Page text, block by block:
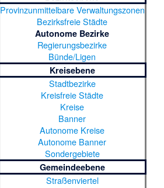
Provinzunmittelbare Verwaltungszonen
Bezirksfreie Städte
Autonome Bezirke
Regierungsbezirke
Bünde/Ligen
Kreisebene
Stadtbezirke
Kreisfreie Städte
Kreise
Banner
Autonome Kreise
Autonome Banner
Sondergebiete
Gemeindeebene
Straßenviertel